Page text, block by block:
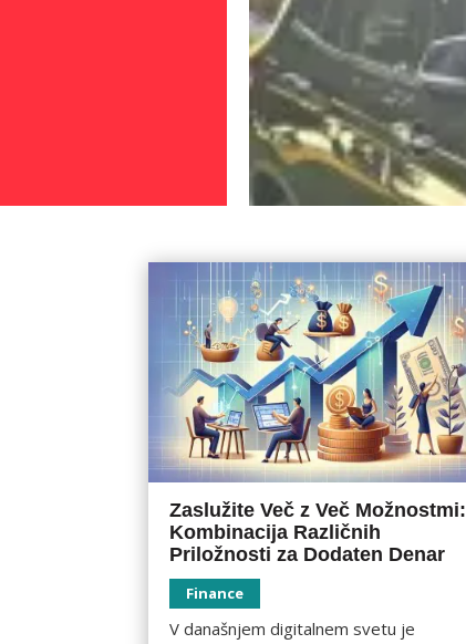
Zaslužite Več z Več Možnostmi:
Kombinacija Različnih
Priložnosti za Dodaten Denar
Finance
V današnjem digitalnem svetu je